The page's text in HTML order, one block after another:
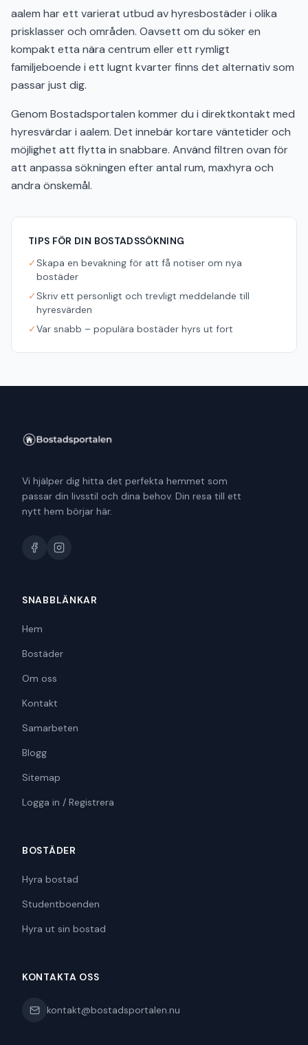
aalem har ett varierat utbud av hyresbostäder i olika
prisklasser och områden. Oavsett om du söker en
kompakt etta nära centrum eller ett rymligt
familjeboende i ett lugnt kvarter finns det alternativ som
passar just dig.
Genom Bostadsportalen kommer du i direktkontakt med
hyresvärdar i aalem. Det innebär kortare väntetider och
möjlighet att flytta in snabbare. Använd filtren ovan för
att anpassa sökningen efter antal rum, maxhyra och
andra önskemål.
TIPS FÖR DIN BOSTADSSÖKNING
✓Skapa en bevakning för att få notiser om nya
bostäder
✓Skriv ett personligt och trevligt meddelande till
hyresvärden
✓Var snabb – populära bostäder hyrs ut fort
Vi hjälper dig hitta det perfekta hemmet som
passar din livsstil och dina behov. Din resa till ett
nytt hem börjar här.
SNABBLÄNKAR
Hem
Bostäder
Om oss
Kontakt
Samarbeten
Blogg
Sitemap
Logga in / Registrera
BOSTÄDER
Hyra bostad
Studentboenden
Hyra ut sin bostad
KONTAKTA OSS
kontakt@bostadsportalen.nu